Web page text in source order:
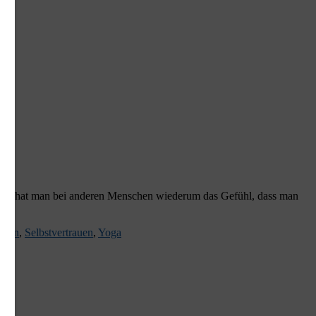
hat man bei anderen Menschen wiederum das Gefühl, dass man
, Selbstvertrauen, Yoga